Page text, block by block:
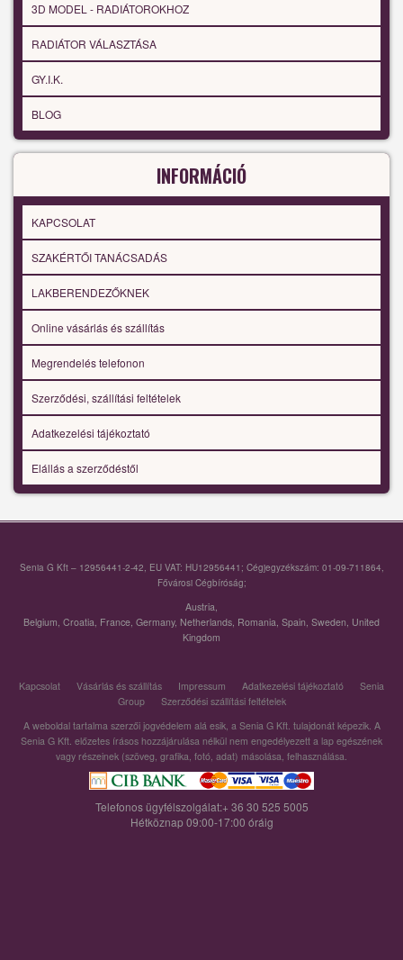
3D MODEL - RADIÁTOROKHOZ
RADIÁTOR VÁLASZTÁSA
GY.I.K.
BLOG
INFORMÁCIÓ
KAPCSOLAT
SZAKÉRTŐI TANÁCSADÁS
LAKBERENDEZŐKNEK
Online vásárlás és szállítás
Megrendelés telefonon
Szerződési, szállítási feltételek
Adatkezelési tájékoztató
Elállás a szerződéstől
Senia G Kft – 12956441-2-42, EU VAT: HU12956441; Cégjegyzékszám: 01-09-711864,
Fővárosi Cégbíróság;
Austria,
Belgium, Croatia, France, Germany, Netherlands, Romania, Spain, Sweden, United
Kingdom
Kapcsolat Vásárlás és szállítás Impressum Adatkezelési tájékoztató
Senia
Group
Szerződési szállítási feltételek
A weboldal tartalma szerzői jogvédelem alá esik, a Senia G Kft. tulajdonát képezik. A
Senia G Kft. előzetes írásos hozzájárulása nélkül nem engedélyezett a lap egészének
vagy részeinek (szöveg, grafika, fotó, adat) másolása, felhasználása.
Telefonos ügyfélszolgálat:+ 36 30 525 5005
Hétköznap 09:00-17:00 óráig